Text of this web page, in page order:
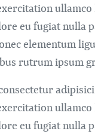
eu fugiat nulla
elementum
rutrum ipsum
eu fugiat nulla